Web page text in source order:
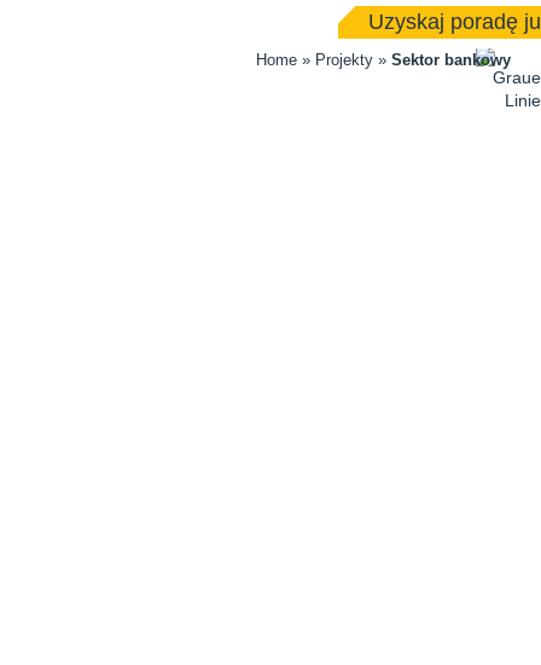
Uzyskaj poradę
Home » Projekty » Sektor bankowy